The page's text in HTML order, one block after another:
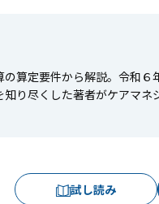
算定要件から解説。令和６
り尽くした著者がケアマネ
試し読み